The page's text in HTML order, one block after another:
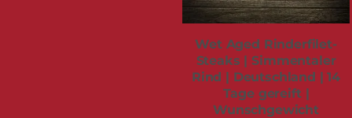
Wet Aged Rinderfilet-
Steaks | Simmentaler
Rind | Deutschland | 14
Tage gereift |
Wunschgewicht